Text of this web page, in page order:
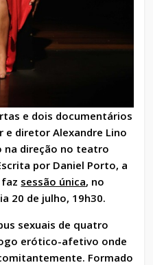
e dois documentários
diretor Alexandre Lino
na direção no teatro
por Daniel Porto, a
faz sessão única, no
20 de julho, 19h30.
sexuais de quatro
erótico-afetivo onde
Formado